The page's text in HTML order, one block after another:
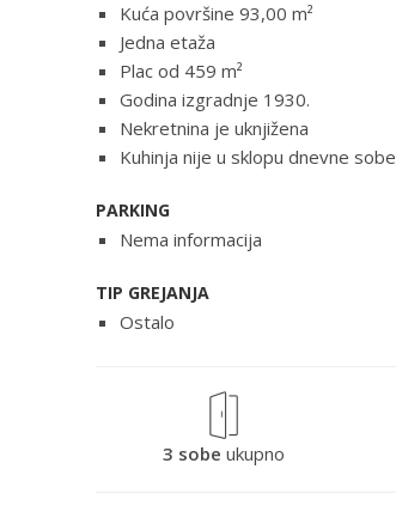
Kuća površine 93,00 m²
Jedna etaža
Plac od 459 m²
Godina izgradnje 1930.
Nekretnina je uknjižena
Kuhinja nije u sklopu dnevne sobe
PARKING
Nema informacija
TIP GREJANJA
Ostalo
3 sobe ukupno